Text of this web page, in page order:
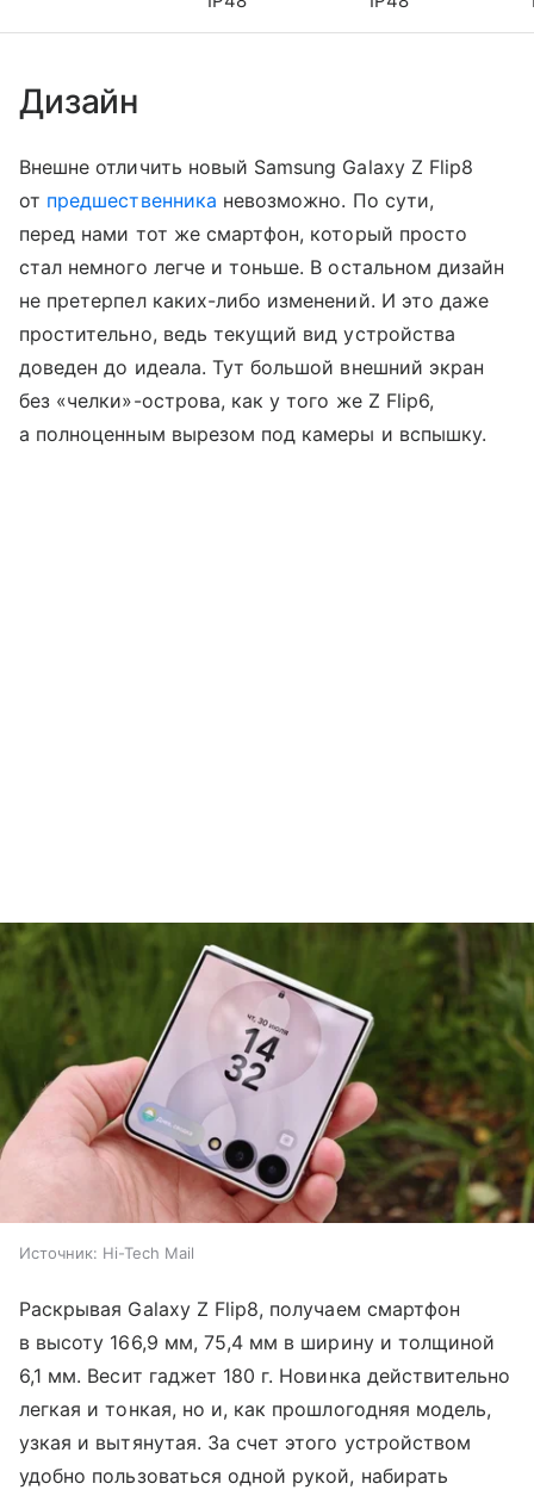
Дизайн
Внешне отличить новый Samsung Galaxy Z Flip8
от предшественника невозможно. По сути,
перед нами тот же смартфон, который просто
стал немного легче и тоньше. В остальном дизайн
не претерпел каких-либо изменений. И это даже
простительно, ведь текущий вид устройства
доведен до идеала. Тут большой внешний экран
без «челки»-острова, как у того же Z Flip6,
а полноценным вырезом под камеры и вспышку.
Источник: Hi-Tech Mail
Раскрывая Galaxy Z Flip8, получаем смартфон
в высоту 166,9 мм, 75,4 мм в ширину и толщиной
6,1 мм. Весит гаджет 180 г. Новинка действительно
легкая и тонкая, но и, как прошлогодняя модель,
узкая и вытянутая. За счет этого устройством
удобно пользоваться одной рукой, набирать